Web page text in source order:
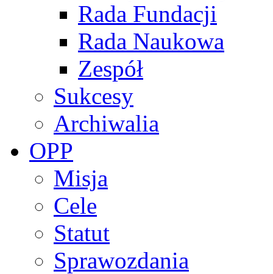
Rada Fundacji
Rada Naukowa
Zespół
Sukcesy
Archiwalia
OPP
Misja
Cele
Statut
Sprawozdania